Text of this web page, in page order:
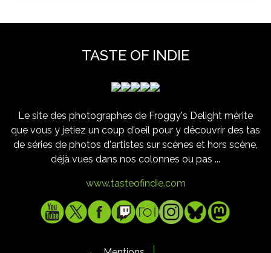
TASTE OF INDIE
Le site des photographes de Froggy's Delight mérite
que vous y jetiez un coup d'oeil pour y découvrir des tas
de séries de photos d'artistes sur scènes et hors scène,
déjà vues dans nos colonnes ou pas ...
www.tasteofindie.com